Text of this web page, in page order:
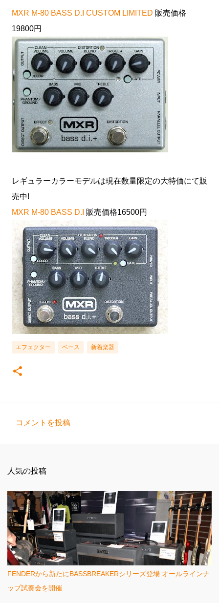
MXR M-80 BASS D.I CUSTOM LIMITED 販売価格
19800円
レギュラーカラーモデルは現在数量限定の大特価にて販
売中!
MXR M-80 BASS D.I 販売価格16500円
エフェクター ベース 新着楽器
ト
コメントを投稿
人気の投稿
FENDERから新たにBASSBREAKERシリーズ登場 オールラインナ
ップ試奏会を開催